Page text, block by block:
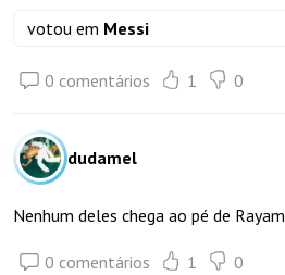
votou em Messi
0 comentários 1 0
dudamel
Nenhum deles chega ao pé de Rayam
0 comentários 1 0